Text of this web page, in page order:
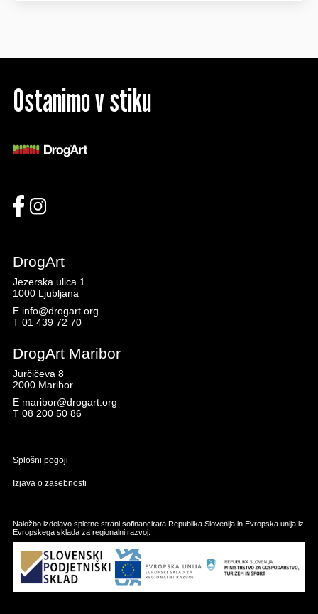
Ostanimo v stiku
DrogArt
Jezerska ulica 1
1000 Ljubljana
E info@drogart.org
T 01 439 72 70
DrogArt Maribor
Jurčičeva 8
2000 Maribor
E maribor@drogart.org
T 08 200 50 86
Splošni pogoji
Izjava o zasebnosti
Naložbo izdelavo spletne strani sofinancirata Republika Slovenija in Evropska unija iz
Evropskega sklada za regionalni razvoj.